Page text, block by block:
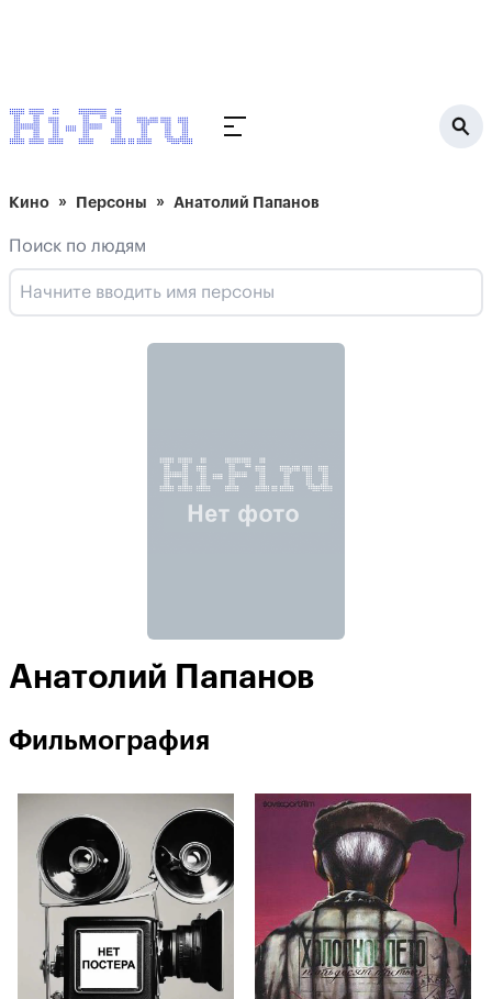
Кино Персоны Анатолий Папанов
Поиск по людям
Анатолий Папанов
Фильмография